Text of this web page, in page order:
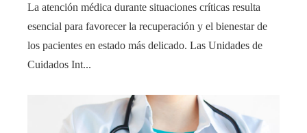
La atención médica durante situaciones críticas resulta
esencial para favorecer la recuperación y el bienestar de
los pacientes en estado más delicado. Las Unidades de
Cuidados Int...